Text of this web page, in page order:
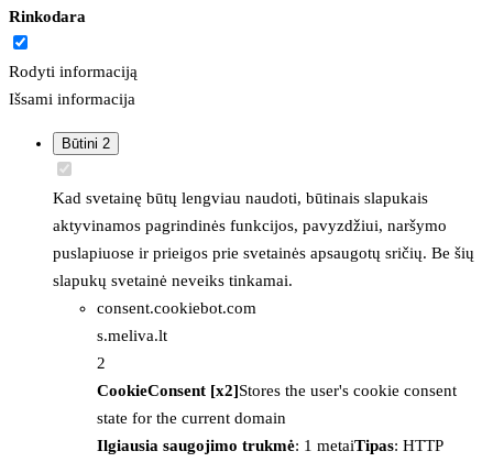
Rinkodara
Rodyti informaciją
Išsami informacija
Būtini 2
Kad svetainę būtų lengviau naudoti, būtinais slapukais
aktyvinamos pagrindinės funkcijos, pavyzdžiui, naršymo
puslapiuose ir prieigos prie svetainės apsaugotų sričių. Be šių
slapukų svetainė neveiks tinkamai.
consent.cookiebot.com
s.meliva.lt
2
CookieConsent [x2]Stores the user's cookie consent
state for the current domain
Ilgiausia saugojimo trukmė: 1 metaiTipas: HTTP